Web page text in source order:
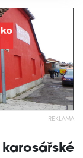
REKLAMA